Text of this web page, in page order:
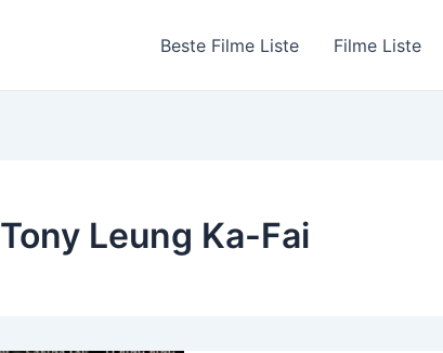
Beste Filme Liste Filme Liste
Tony Leung Ka-Fai